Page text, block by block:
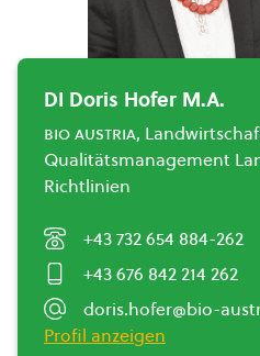
DI Doris Hofer M.A.
bio austria,
Qualitätsmanagement
Richtlinien
+43 732 654 884-262
+43 676 842 214 262
doris.hofer@bio-
Profil anzeigen